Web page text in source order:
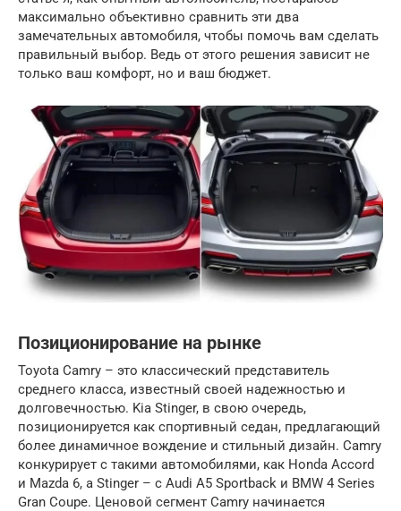
максимально объективно сравнить эти два
замечательных автомобиля, чтобы помочь вам сделать
правильный выбор. Ведь от этого решения зависит не
только ваш комфорт, но и ваш бюджет.
Позиционирование на рынке
Toyota Camry – это классический представитель
среднего класса, известный своей надежностью и
долговечностью. Kia Stinger, в свою очередь,
позиционируется как спортивный седан, предлагающий
более динамичное вождение и стильный дизайн. Camry
конкурирует с такими автомобилями, как Honda Accord
и Mazda 6, а Stinger – с Audi A5 Sportback и BMW 4 Series
Gran Coupe. Ценовой сегмент Camry начинается